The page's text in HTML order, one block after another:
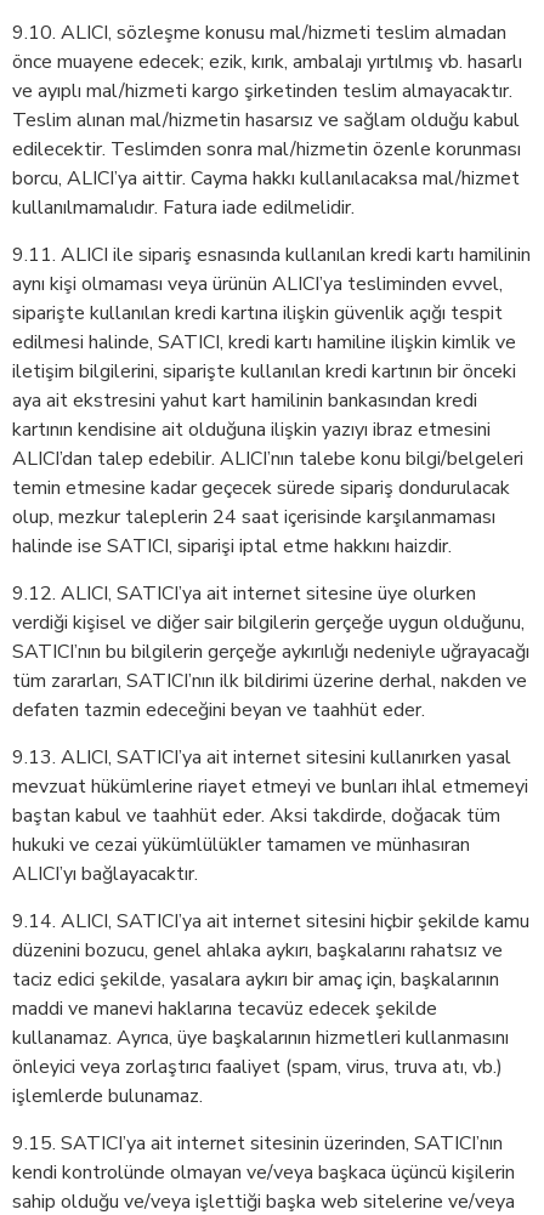
9.10. ALICI, sözleşme konusu mal/hizmeti teslim almadan
önce muayene edecek; ezik, kırık, ambalajı yırtılmış vb. hasarlı
ve ayıplı mal/hizmeti kargo şirketinden teslim almayacaktır.
Teslim alınan mal/hizmetin hasarsız ve sağlam olduğu kabul
edilecektir. Teslimden sonra mal/hizmetin özenle korunması
borcu, ALICI’ya aittir. Cayma hakkı kullanılacaksa mal/hizmet
kullanılmamalıdır. Fatura iade edilmelidir.
9.11. ALICI ile sipariş esnasında kullanılan kredi kartı hamilinin
aynı kişi olmaması veya ürünün ALICI’ya tesliminden evvel,
siparişte kullanılan kredi kartına ilişkin güvenlik açığı tespit
edilmesi halinde, SATICI, kredi kartı hamiline ilişkin kimlik ve
iletişim bilgilerini, siparişte kullanılan kredi kartının bir önceki
aya ait ekstresini yahut kart hamilinin bankasından kredi
kartının kendisine ait olduğuna ilişkin yazıyı ibraz etmesini
ALICI’dan talep edebilir. ALICI’nın talebe konu bilgi/belgeleri
temin etmesine kadar geçecek sürede sipariş dondurulacak
olup, mezkur taleplerin 24 saat içerisinde karşılanmaması
halinde ise SATICI, siparişi iptal etme hakkını haizdir.
9.12. ALICI, SATICI’ya ait internet sitesine üye olurken
verdiği kişisel ve diğer sair bilgilerin gerçeğe uygun olduğunu,
SATICI’nın bu bilgilerin gerçeğe aykırılığı nedeniyle uğrayacağı
tüm zararları, SATICI’nın ilk bildirimi üzerine derhal, nakden ve
defaten tazmin edeceğini beyan ve taahhüt eder.
9.13. ALICI, SATICI’ya ait internet sitesini kullanırken yasal
mevzuat hükümlerine riayet etmeyi ve bunları ihlal etmemeyi
baştan kabul ve taahhüt eder. Aksi takdirde, doğacak tüm
hukuki ve cezai yükümlülükler tamamen ve münhasıran
ALICI’yı bağlayacaktır.
9.14. ALICI, SATICI’ya ait internet sitesini hiçbir şekilde kamu
düzenini bozucu, genel ahlaka aykırı, başkalarını rahatsız ve
taciz edici şekilde, yasalara aykırı bir amaç için, başkalarının
maddi ve manevi haklarına tecavüz edecek şekilde
kullanamaz. Ayrıca, üye başkalarının hizmetleri kullanmasını
önleyici veya zorlaştırıcı faaliyet (spam, virus, truva atı, vb.)
işlemlerde bulunamaz.
9.15. SATICI’ya ait internet sitesinin üzerinden, SATICI’nın
kendi kontrolünde olmayan ve/veya başkaca üçüncü kişilerin
sahip olduğu ve/veya işlettiği başka web sitelerine ve/veya